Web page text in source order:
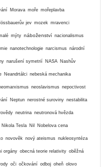
Morava moře mořeplavba
jev mozek mravenci
mýty náboženství nacionalismus
nanotechnologie narcismus národní
narušení symetrií NASA Nashův
Neandrtálci nebeská mechanika
neoslavismus nepoctivost
Neptun nerostné suroviny nestabilita
neutrina neutronová hvězda
Nikola Tesla Nil Nobelova cena
novověk nový ateismus nukleosyntéza
orgány obecná teorie relativity oběžná
oči očkování odboj oheň olovo